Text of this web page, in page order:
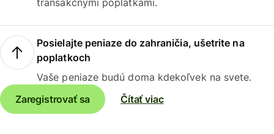
transakčnými poplatkami.
Posielajte peniaze do zahraničia, ušetrite na
poplatkoch
Vaše peniaze budú doma kdekoľvek na svete.
Zaregistrovať sa
Čítať viac